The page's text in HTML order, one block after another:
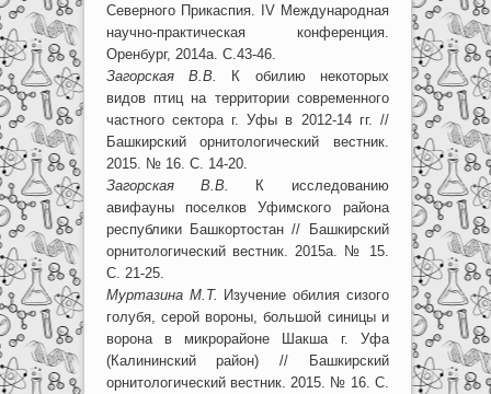
Северного Прикаспия. IV Международная
научно-практическая конференция.
Оренбург, 2014а. С.43-46.
Загорская В.В.
К обилию некоторых
видов птиц на территории современного
частного сектора г. Уфы в 2012-14 гг. //
Башкирский орнитологический вестник.
2015. № 16. С. 14-20.
Загорская В.В.
К исследованию
авифауны поселков Уфимского района
республики Башкортостан // Башкирский
орнитологический вестник. 2015а. № 15.
С. 21-25.
Муртазина М.Т. Изучение обилия сизого
голубя, серой вороны, большой синицы и
ворона в микрорайоне Шакша г. Уфа
(Калининский район) // Башкирский
орнитологический вестник. 2015. № 16. С.